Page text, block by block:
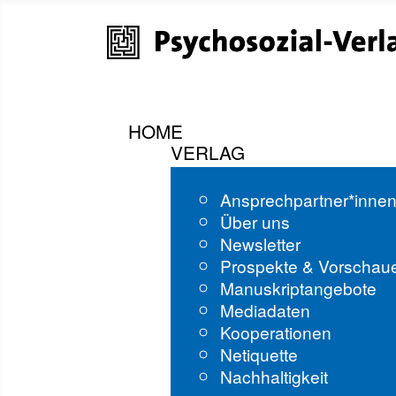
HOME
VERLAG
Über uns
Newsletter
Prospekte &
Manuskriptangebote
Mediadaten
Kooperationen
Netiquette
Nachhaltigkeit